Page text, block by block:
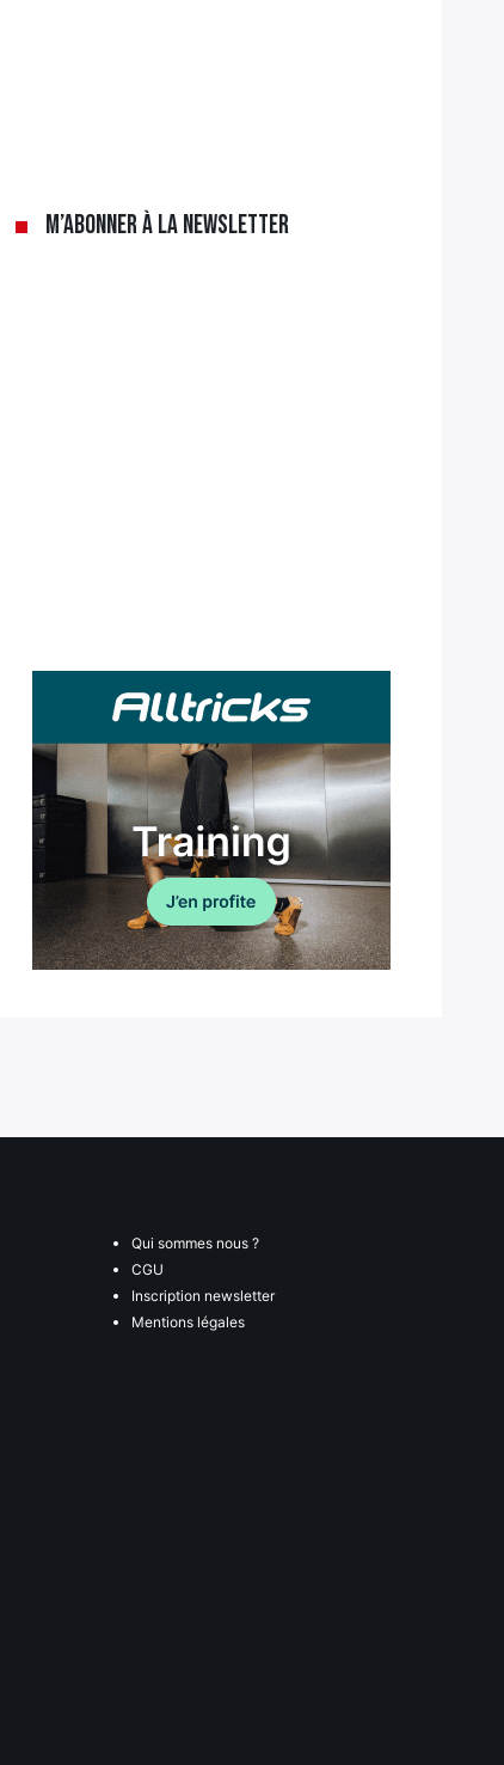
M’abonner à la newsletter
Qui sommes nous ?
CGU
Inscription newsletter
Mentions légales